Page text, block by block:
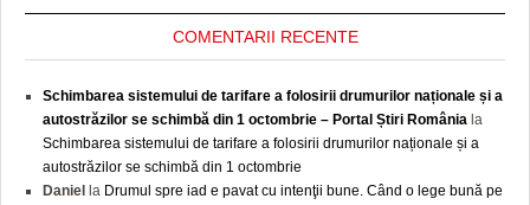
COMENTARII RECENTE
Schimbarea sistemului de tarifare a folosirii drumurilor naționale și a
autostrăzilor se schimbă din 1 octombrie – Portal Știri România la
Schimbarea sistemului de tarifare a folosirii drumurilor naționale și a
autostrăzilor se schimbă din 1 octombrie
Daniel
la Drumul spre iad e pavat cu intenţii bune. Când o lege bună pe